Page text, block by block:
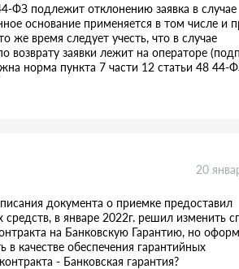
ФЗ подлежит отклонению заявка в случае
основание применяется в том числе и
же время следует учесть, что в случае
возврату заявки лежит на операторе
норма пункта 7 части 12 статьи 48 44-
20
документа о приемке предоставил
в январе 2022г. решил изменить
на Банковскую Гарантию, но
качестве обеспечения гарантийных
- Банковская гарантия?